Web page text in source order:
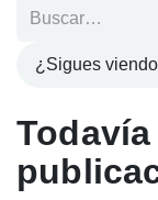
¿Sigues